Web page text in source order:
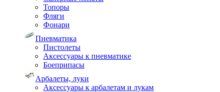
Топоры
Фляги
Фонари
Пневматика
Пистолеты
Аксессуары к пневматике
Боеприпасы
Арбалеты, луки
Аксессуары к арбалетам и лукам